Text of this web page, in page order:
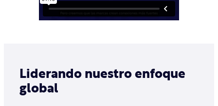
Liderando nuestro enfoque
global